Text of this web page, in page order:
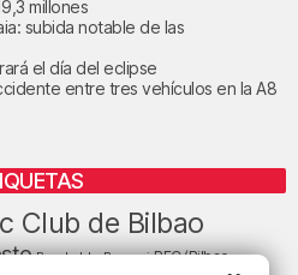
millones
subida notable de las
el día del eclipse
entre tres vehículos en la A8
Club de Bilbao
Barakaldo Basauri BEC (Bilbao